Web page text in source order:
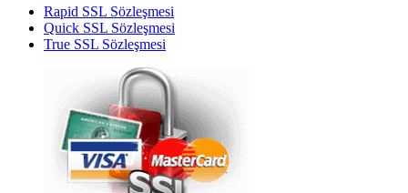
Rapid SSL Sözleşmesi
Quick SSL Sözleşmesi
True SSL Sözleşmesi